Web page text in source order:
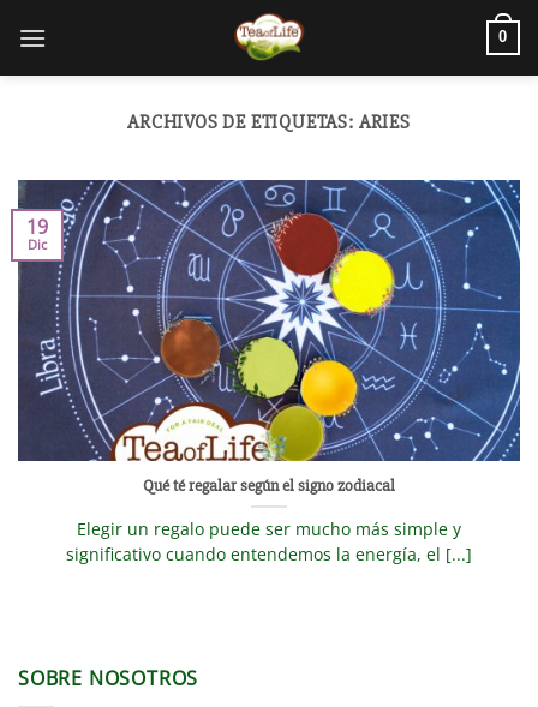
0
ARCHIVOS DE ETIQUETAS: ARIES
Qué té regalar según el signo zodiacal
Elegir un regalo puede ser mucho más simple y
significativo cuando entendemos la energía, el [...]
19
Dic
SOBRE NOSOTROS